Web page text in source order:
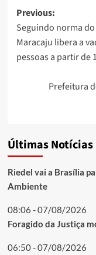
Post
Previous:
Seguindo norma
Maracaju libera a
pessoas a partir de
Prefeitura
Últimas Notícias
Riedel vai a Brasília
Ambiente
08:06 - 07/08/2026
Foragido da Justiça
06:50 - 07/08/2026